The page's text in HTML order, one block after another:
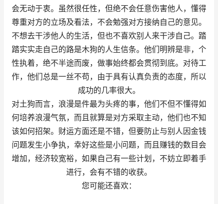
会无动于衷。虽然很任性，但绝不会任意伤害他人，懂得
尊重对方的立场及看法，不会勉强对方接纳自己的意见。
不想去干涉他人的生活，但也不喜欢别人来干涉自己。踏
踏实实走自己的路是木狗的人生信条。他们明辨是非，个
性执着，绝不半途而废，做事始终都会贯彻到底。对待工
作，他们总是一丝不苟，由于具有认真负责的态度，所以
成功的几率很大。
对土狗而言，浪漫是件最为头疼的事，他们不但不懂得如
何培养浪漫气氛，而且就算是对方采取主动，他们也不知
该如何招架。财运方面还是不错，但要防止与别人因金钱
问题发生小争执，幸好这些是小问题，而且赚钱的数目会
增加，经济较宽裕，如果自己有一些计划，不妨立即着手
进行，会有不错的收获。
您可能还喜欢：